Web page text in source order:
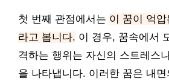
첫 번째 관점에서는 이 꿈이 억
라고 봅니다. 이 경우, 꿈속에서
격하는 행위는 자신의 스트레스
을 나타냅니다. 이러한 꿈은 내